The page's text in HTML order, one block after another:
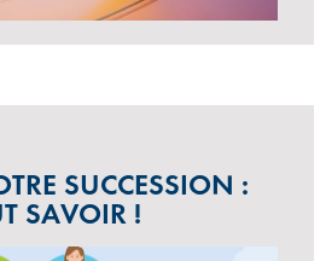
SUCCESSION :
SAVOIR !